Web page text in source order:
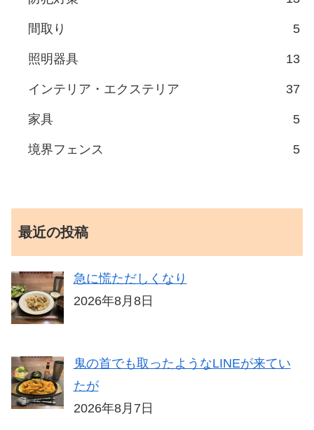
間取り 5
照明器具 13
インテリア・エクステリア 37
家具 5
境界フェンス 5
最近の投稿
急に慌ただしくなり
2026年8月8日
鬼の首でも取ったようなLINEが来てい
たが
2026年8月7日